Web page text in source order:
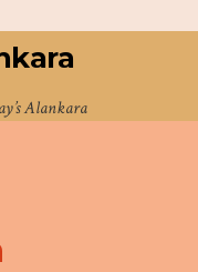
Alankara